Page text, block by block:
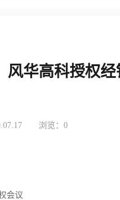
风华高科授权
浏览：0
会议